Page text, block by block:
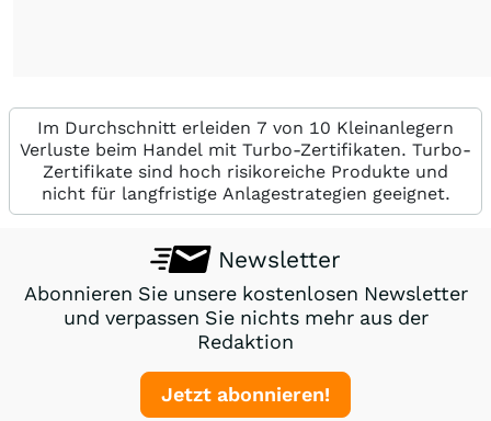
Im Durchschnitt erleiden 7 von 10 Kleinanlegern
Verluste beim Handel mit Turbo-Zertifikaten. Turbo-
Zertifikate sind hoch risikoreiche Produkte und
nicht für langfristige Anlagestrategien geeignet.
Newsletter
Abonnieren Sie unsere kostenlosen Newsletter
und verpassen Sie nichts mehr aus der
Redaktion
Jetzt abonnieren!